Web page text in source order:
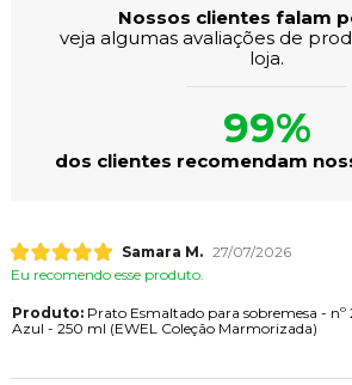
Nossos clientes falam
veja algumas avaliações de
loja.
99%
dos clientes recomendam
Samara M. 27/07/2026
Eu recomendo esse produto.
Produto:Prato Esmaltado para sobremesa - nº
Azul - 250 ml (EWEL Coleção Marmorizada)